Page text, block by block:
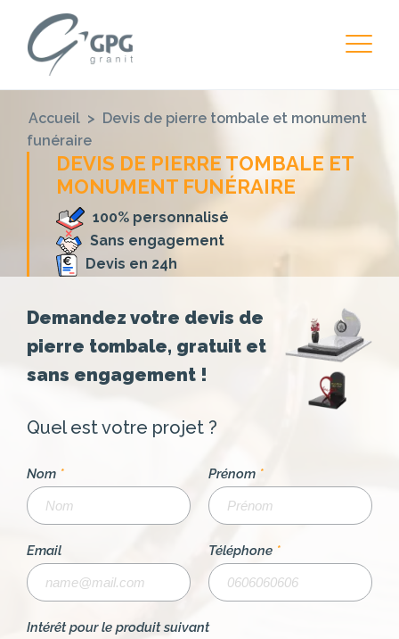
Accueil > Devis de pierre tombale et monument
funéraire
DEVIS DE PIERRE TOMBALE ET
MONUMENT FUNÉRAIRE
100% personnalisé
Sans engagement
Devis en 24h
Demandez votre devis de
pierre tombale, gratuit et
sans engagement !
Quel est votre projet ?
Nom * Prénom *
Email Téléphone *
Intérêt pour le produit suivant